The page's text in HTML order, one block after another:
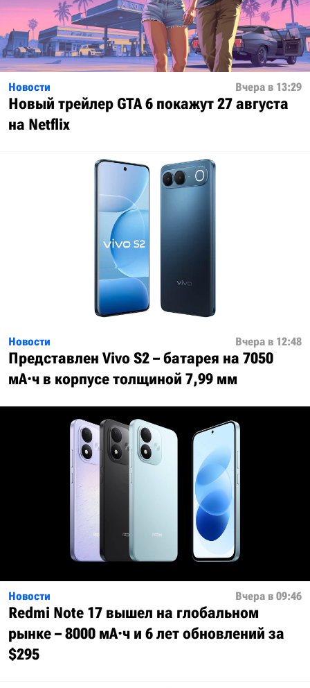
Новости Вчера в 13:29
Новый трейлер GTA 6 покажут 27 августа
на Netflix
Новости Вчера в 12:48
Представлен Vivo S2 – батарея на 7050
мА·ч в корпусе толщиной 7,99 мм
Новости Вчера в 09:46
Redmi Note 17 вышел на глобальном
рынке – 8000 мА·ч и 6 лет обновлений за
$295